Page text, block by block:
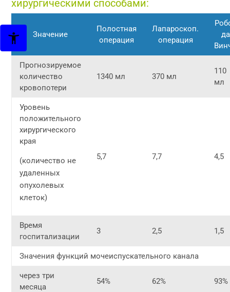
хирургическими способами:
Значение
Полостная
операция
Лапароскоп.
операция
да
Прогнозируемое
количество
кровопотери
1340 мл 370 мл
110
мл
Уровень
положительного
хирургического
края
(количество не
удаленных
опухолевых
клеток)
5,7 7,7 4,5
Время
госпитализации
3 2,5 1,5
Значения функций мочеиспускательного канала
через три
месяца
54% 62% 93%